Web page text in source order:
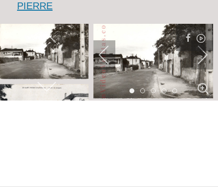
PIERRE
Item 0
Item 1
Item 2
Item 3
Item 4